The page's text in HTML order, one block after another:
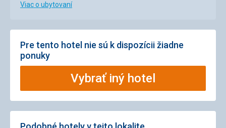
Viac o ubytovaní
Pre tento hotel nie sú k dispozícii žiadne
ponuky
Vybrať iný hotel